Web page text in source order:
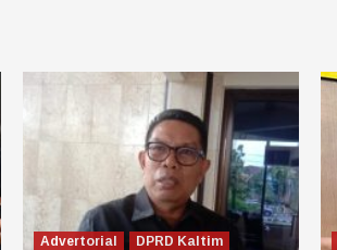
Advertorial DPRD Kaltim